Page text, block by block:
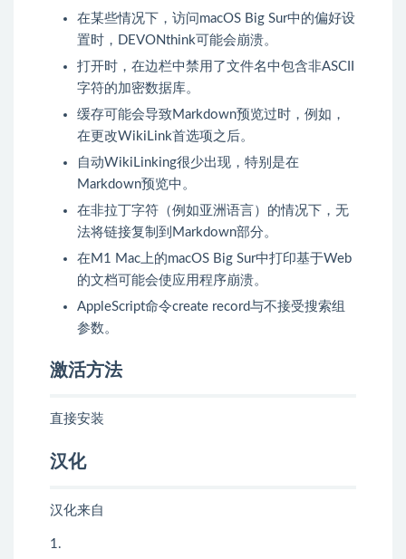
在某些情况下，访问macOS Big Sur中的偏好设
置时，DEVONthink可能会崩溃。
打开时，在边栏中禁用了文件名中包含非ASCII
字符的加密数据库。
缓存可能会导致Markdown预览过时，例如，
在更改WikiLink首选项之后。
自动WikiLinking很少出现，特别是在
Markdown预览中。
在非拉丁字符（例如亚洲语言）的情况下，无
法将链接复制到Markdown部分。
在M1 Mac上的macOS Big Sur中打印基于Web
的文档可能会使应用程序崩溃。
AppleScript命令create record与不接受搜索组
参数。
激活方法
直接安装
汉化
汉化来自
1.